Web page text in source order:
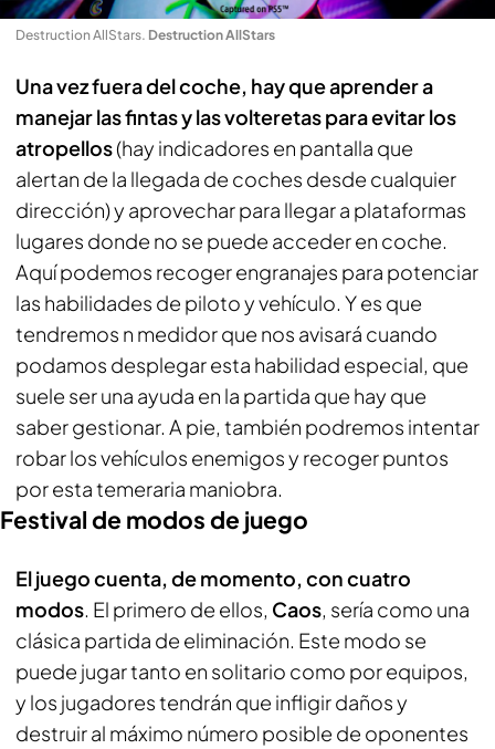
Destruction AllStars. Destruction AllStars
Una vez fuera del coche, hay que aprender a
manejar las fintas y las volteretas para evitar los
atropellos(hay indicadores en pantalla que
alertan de la llegada de coches desde cualquier
dirección) y aprovechar para llegar a plataformas
lugares donde no se puede acceder en coche.
Aquí podemos recoger engranajes para potenciar
las habilidades de piloto y vehículo. Y es que
tendremos n medidor que nos avisará cuando
podamos desplegar esta habilidad especial, que
suele ser una ayuda en la partida que hay que
saber gestionar. A pie, también podremos intentar
robar los vehículos enemigos y recoger puntos
por esta temeraria maniobra.
Festival de modos de juego
El juego cuenta, de momento, con cuatro
modos. El primero de ellos, Caos, sería como una
clásica partida de eliminación. Este modo se
puede jugar tanto en solitario como por equipos,
y los jugadores tendrán que infligir daños y
destruir al máximo número posible de oponentes